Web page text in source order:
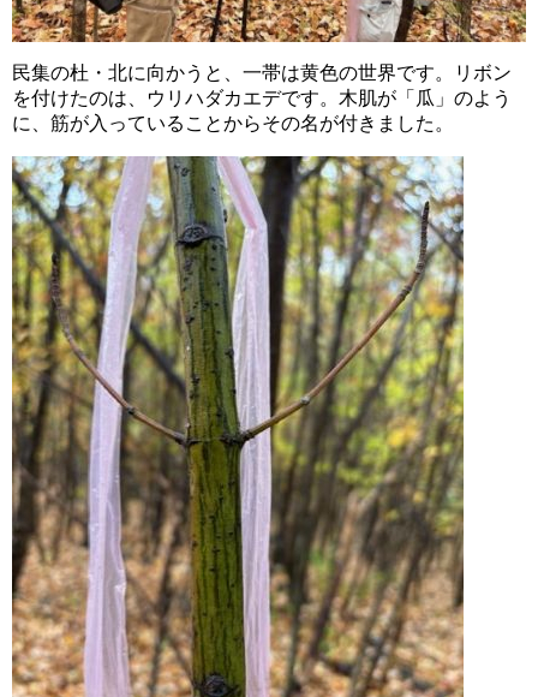
民集の杜・北に向かうと、一帯は黄色の世界です。リボン
を付けたのは、ウリハダカエデです。木肌が「瓜」のよう
に、筋が入っていることからその名が付きました。